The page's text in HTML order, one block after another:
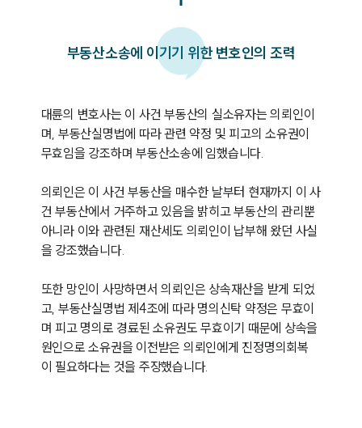
부동산소송에 이기기 위한 변호인의 조력
대륜의 변호사는 이 사건 부동산의 실소유자는 의뢰인이
며, 부동산실명법에 따라 관련 약정 및 피고의 소유권이
무효임을 강조하며 부동산소송에 임했습니다.
의뢰인은 이 사건 부동산을 매수한 날부터 현재까지 이 사
건 부동산에서 거주하고 있음을 밝히고 부동산의 관리뿐
아니라 이와 관련된 재산세도 의뢰인이 납부해 왔던 사실
을 강조했습니다.
또한 망인이 사망하면서 의뢰인은 상속재산을 받게 되었
고, 부동산실명법 제4조에 따라 명의신탁 약정은 무효이
며 피고 명의로 경료된 소유권도 무효이기 때문에 상속을
원인으로 소유권을 이전받은 의뢰인에게 진정명의회복
이 필요하다는 것을 주장했습니다.